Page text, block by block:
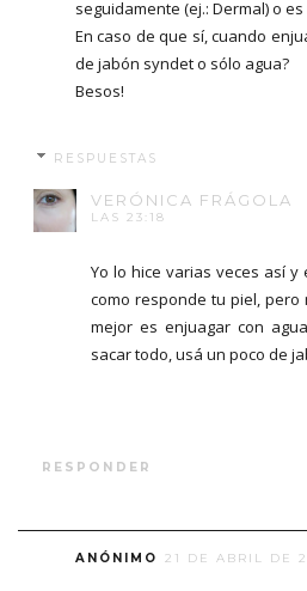
seguidamente (ej.: Dermal) o es
En caso de que sí, cuando
de jabón syndet o sólo agua?
Besos!
RESPUESTAS
VERÓNICA FRÁGOLA
LAS 23:18
Yo lo hice varias veces así
como responde tu piel, pero
mejor es enjuagar con
sacar todo, usá un poco de
RESPONDER
ANÓNIMO 21 DE ABRIL DE